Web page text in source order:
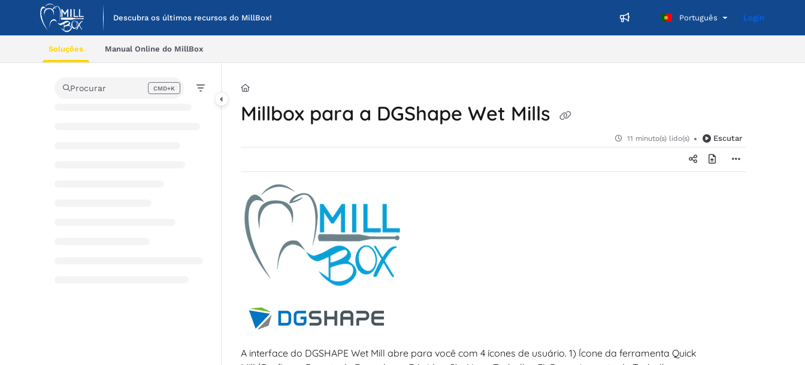
Documentation Index
Fetch the complete documentation index at:
Use this file to discover all available pages before exploring further.
Descubra os últimos recursos do MillBox! Português Login
Soluções Manual Online do MillBox
Procurar CMD+K
Press CMD+K to open search
Millbox para a DGShape Wet Mills
11 minuto(s) lido(s) Escutar
A interface do DGSHAPE Wet Mill abre para você com 4 ícones de usuário. 1) Ícone da ferramenta Quick